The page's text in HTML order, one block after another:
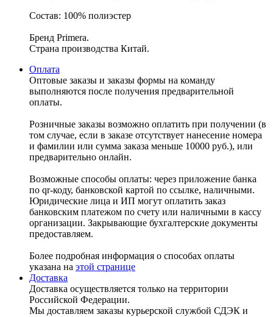
Состав: 100% полиэстер
Бренд Primera.
Страна производства Китай.
Оплата
Оптовые заказы и заказы формы на команду
выполняются после получения предварительной
оплаты.
Розничные заказы возможно оплатить при получении (в
том случае, если в заказе отсутствует нанесение номера
и фамилии или сумма заказа меньше 10000 руб.), или
предварительно онлайн.
Возможные способы оплаты: через приложение банка
по qr-коду, банковской картой по ссылке, наличными.
Юридические лица и ИП могут оплатить заказ
банковским платежом по счету или наличными в кассу
организации. Закрывающие бухгалтерские документы
предоставляем.
Более подробная информация о способах оплаты
указана на этой странице
Доставка
Доставка осуществляется только на территории
Российской Федерации.
Мы доставляем заказы курьерской службой СДЭК и